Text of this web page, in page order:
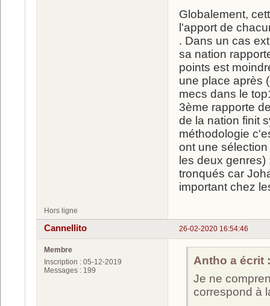
Globalement,
l'apport de
. Dans un cas
sa nation
points est
une place après
mecs dans le
3ème rapporte
de la nation finit
méthodologie
ont une
les deux
tronqués car
important chez
Hors ligne
26-02-2020 16:54:46
Cannellito
Membre
Inscription : 05-12-2019
Messages : 199
Antho a écrit :
Je ne
correspond à